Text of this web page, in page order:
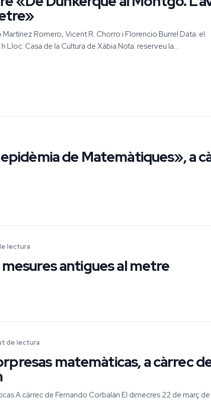
Romero, Vicent R. Chorro i Florencio Burrel Data: el
Lloc: Casa de la Cultura de Xàbia Nota: reserveu la...
de Matemàtiques», a
lectura
mesures antigues al metre
de lectura
matemàticas, a càrrec
A càrrec de Fernando Corbalán El dimecres 22 de març de